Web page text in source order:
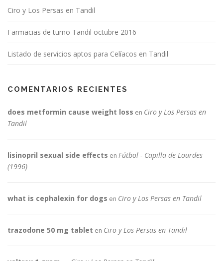
Ciro y Los Persas en Tandil
Farmacias de turno Tandil octubre 2016
Listado de servicios aptos para Celíacos en Tandil
COMENTARIOS RECIENTES
does metformin cause weight loss en Ciro y Los Persas en
Tandil
lisinopril sexual side effects en Fútbol - Capilla de Lourdes
(1996)
what is cephalexin for dogs en Ciro y Los Persas en Tandil
trazodone 50 mg tablet en Ciro y Los Persas en Tandil